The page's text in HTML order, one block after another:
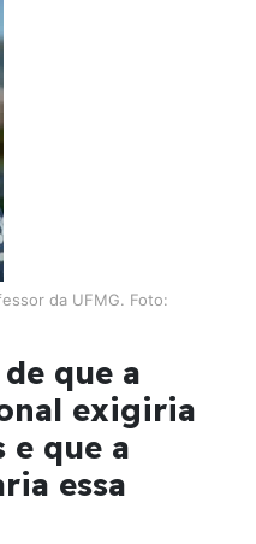
da UFMG. Foto:
que a
exigiria
e que a
essa